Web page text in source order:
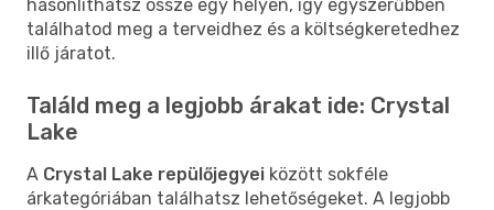
hasonlíthatsz össze egy helyen, így egyszerűbben
találhatod meg a terveidhez és a költségkeretedhez
illő járatot.
Találd meg a legjobb árakat ide: Crystal
Lake
A Crystal Lake repülőjegyei között sokféle
árkategóriában találhatsz lehetőségeket. A legjobb